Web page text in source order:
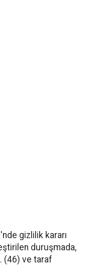
gizlilik kararı
duruşmada,
(46) ve taraf